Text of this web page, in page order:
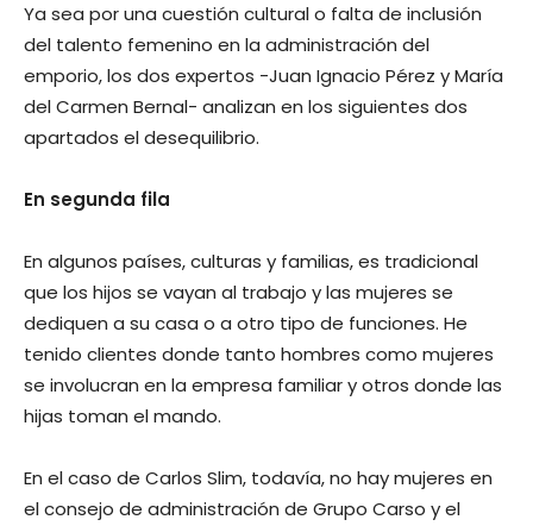
Ya sea por una cuestión cultural o falta de inclusión
del talento femenino en la administración del
emporio, los dos expertos -Juan Ignacio Pérez y María
del Carmen Bernal- analizan en los siguientes dos
apartados el desequilibrio.
En segunda fila
En algunos países, culturas y familias, es tradicional
que los hijos se vayan al trabajo y las mujeres se
dediquen a su casa o a otro tipo de funciones. He
tenido clientes donde tanto hombres como mujeres
se involucran en la empresa familiar y otros donde las
hijas toman el mando.
En el caso de Carlos Slim, todavía, no hay mujeres en
el consejo de administración de Grupo Carso y el